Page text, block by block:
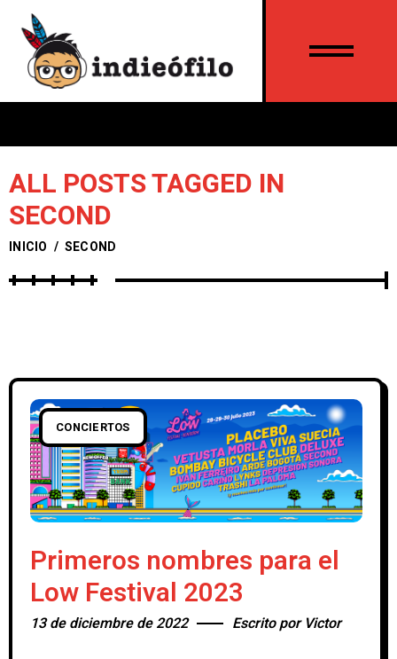
ALL POSTS TAGGED IN
SECOND
INICIO / SECOND
CONCIERTOS
Primeros nombres para el
Low Festival 2023
13 de diciembre de 2022 Escrito por Victor